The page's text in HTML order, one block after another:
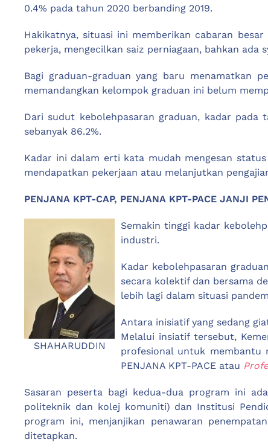
0.4% pada tahun 2020 berbanding 2019.
Hakikatnya, situasi ini memberikan cabaran
pekerja, mengecilkan saiz perniagaan, bahkan
Bagi graduan-graduan yang baru menamatkan
memandangkan kelompok graduan ini belum
Dari sudut kebolehpasaran graduan, kadar pada
sebanyak 86.2%.
Kadar ini dalam erti kata mudah mengesan
mendapatkan pekerjaan atau melanjutkan
PENJANA KPT-CAP, PENJANA KPT-PACE JANJI
SHAHARUDDIN
Semakin tinggi kadar
industri.
Kadar kebolehpasaran
secara kolektif dan bersama
lebih lagi dalam situasi
Antara inisiatif yang sedang
Melalui insiatif tersebut,
profesional untuk membantu
PENJANA KPT-PACE atau
Sasaran peserta bagi kedua-dua program ini
politeknik dan kolej komuniti) dan Institusi
program ini, menjanjikan penawaran
ditetapkan.